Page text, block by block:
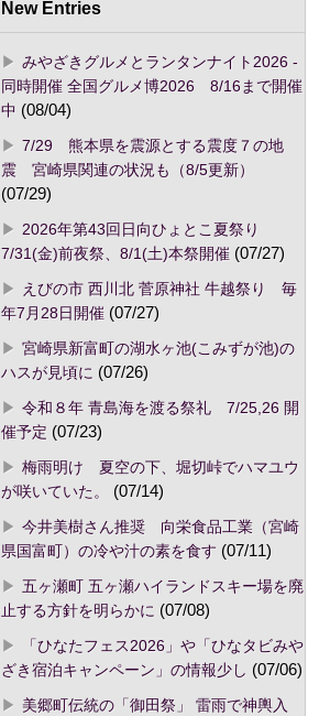
New Entries
みやざきグルメとランタンナイト2026 -
同時開催 全国グルメ博2026 8/16まで開催
中 (08/04)
7/29 熊本県を震源とする震度７の地
震 宮崎県関連の状況も（8/5更新）
(07/29)
2026年第43回日向ひょとこ夏祭り
7/31(金)前夜祭、8/1(土)本祭開催(07/27)
えびの市 西川北 菅原神社 牛越祭り 毎
年7月28日開催(07/27)
宮崎県新富町の湖水ヶ池(こみずが池)の
ハスが見頃に (07/26)
令和８年 青島海を渡る祭礼 7/25,26 開
催予定 (07/23)
梅雨明け 夏空の下、堀切峠でハマユウ
が咲いていた。
(07/14)
今井美樹さん推奨 向栄食品工業（宮崎
県国富町）の冷や汁の素を食す (07/11)
五ヶ瀬町 五ヶ瀬ハイランドスキー場を廃
止する方針を明らかに (07/08)
「ひなたフェス2026」や「ひなタビみや
ざき宿泊キャンペーン」の情報少し (07/06)
美郷町伝統の「御田祭」 雷雨で神輿入